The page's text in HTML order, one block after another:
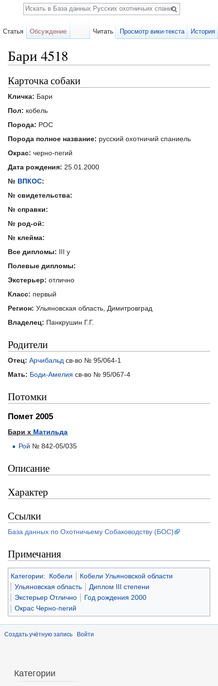
Бари 4518
Карточка собаки
Кличка: Бари
Пол: кобель
Порода: РОС
Порода полное название: русский охотничий спаниель
Окрас: черно-пегий
Дата рождения: 25.01.2000
№ ВПКОС:
№ свидетельства:
№ справки:
№ род-ой:
№ клейма:
Все дипломы: III у
Полевые дипломы:
Экстерьер: отлично
Класс: первый
Регион: Ульяновская область, Димитровград
Владелец: Панкрушин Г.Г.
Родители
Отец: Арчибальд св-во № 95/064-1
Мать: Боди-Амелия св-во № 95/067-4
Потомки
Помет 2005
Бари х Матильда
Рой № 842-05/035
Описание
Характер
Ссылки
База данных по Охотничьему Собаководству (БОС)
Примечания
Категории: Кобели
Кобели Ульяновской области
Ульяновская область
Диплом III степени
Экстерьер Отлично
Год рождения 2000
Окрас Черно-пегий
Создать учётную запись Войти
Статья Обсуждение Читать Просмотр вики-текста История
Поиск
Категории